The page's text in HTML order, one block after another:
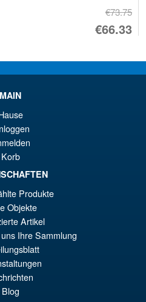
€73.75
El
€66.33
S.H.Figuarts Dragon Ball Z
Fourth Form Action
( New Sculpt )
ORDENA
RoboCop Model Kit
MAIN
Korb
Produkte
Objekte
Artikel
Ihre Sammlung
Blog